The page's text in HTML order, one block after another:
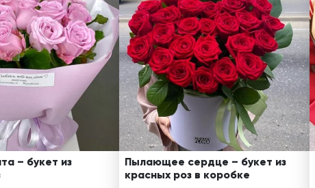
– букет из
Пылающее сердце – букет из
красных роз в коробке